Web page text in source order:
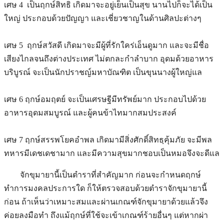
เศษ 4 เป็นฤกษ์สิทธิ เกิดมาจะอยู่เย็นเป็นสุข นานไปก็จะได้เป็น
ใหญ่ ประกอบด้วยปัญญา และเชี่ยวชาญในด้านศิลปะต่างๆ
เศษ 5 ฤกษ์สวัสดี เกิดมาจะมีผู้ที่รักใคร่เอ็นดูมาก และจะมีชื่อ
เสียงไกลจนถึงต่างประเทศ ไม่ตกละกำลำบาก อุดมด้วยอาหาร
บริบูรณ์ จะเป็นนักปราชญ์มหาบัณฑิต เป็นขุนนางผู้ใหญ่แล
เศษ 6 ฤกษ์อมฤตย์ จะเป็นเศรษฐีมีทรัพย์มาก ประกอบไปด้วย
อาหารอุดมสมบูรณ์ และผู้คนข้าไทมากสมประสงค์
เศษ 7 ฤกษ์สรรพโยคอำพล เกิดมามีสิ่งศักดิ์สิทธฺคุ้มภัย จะมีพล
ทหารมีเดชเดชามาก และมีความสุขมากชอบเป็นหมอจึงจะดีแล
จักขุมายานี้เป็นตำราที่สำคัญมาก ก่อนจะกำหนดฤกษ์
ทำการมงคลประการใด ก็ให้ตรวจสอบด้วยตำราจักขุมายานี้
ก่อน ถ้าเห็นว่าเหมาะสมและผ่านเกณฑ์จักขุมายาด้วยแล้วจึง
ค่อยลงมือทำ ถึงแม้ฤกษ์ที่ใช้จะเข้าเกณฑ์ร้ายอื่นๆ แต่หากผ่า